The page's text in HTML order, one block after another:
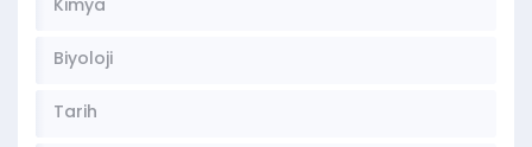
Kimya
Biyoloji
Tarih